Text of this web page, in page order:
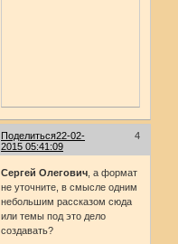
Поделиться 4
22-02-
2015 05:41:09
Сергей Олегович , а формат
не уточните, в смысле одним
небольшим рассказом сюда
или темы под это дело
создавать?